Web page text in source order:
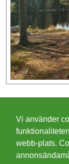
Cookies
Vi använder
webb-plats.